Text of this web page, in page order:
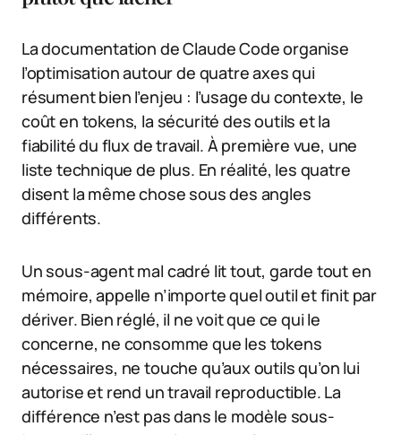
La documentation de Claude Code organise
l’optimisation autour de quatre axes qui
résument bien l’enjeu : l’usage du contexte, le
coût en tokens, la sécurité des outils et la
fiabilité du flux de travail. À première vue, une
liste technique de plus. En réalité, les quatre
disent la même chose sous des angles
différents.
Un sous-agent mal cadré lit tout, garde tout en
mémoire, appelle n’importe quel outil et finit par
dériver. Bien réglé, il ne voit que ce qui le
concerne, ne consomme que les tokens
nécessaires, ne touche qu’aux outils qu’on lui
autorise et rend un travail reproductible. La
différence n’est pas dans le modèle sous-